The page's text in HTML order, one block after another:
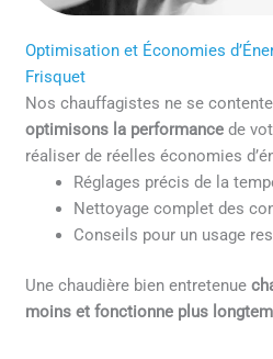
Optimisation et Économies
Frisquet
Nos chauffagistes ne se
optimisons la performance de
réaliser de réelles économies
Réglages précis de la
Nettoyage complet des
Conseils pour un usage
Une chaudière bien entretenue
moins et fonctionne plus